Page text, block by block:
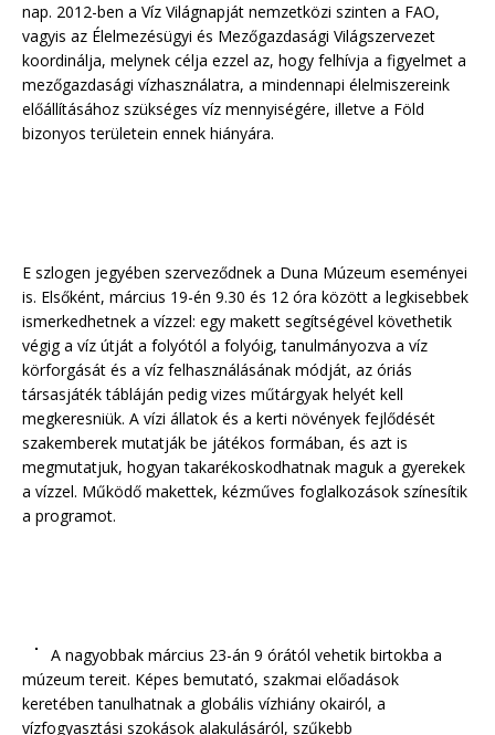
nap. 2012-ben a Víz Világnapját nemzetközi szinten a FAO,
vagyis az Élelmezésügyi és Mezőgazdasági Világszervezet
koordinálja, melynek célja ezzel az, hogy felhívja a figyelmet a
mezőgazdasági vízhasználatra, a mindennapi élelmiszereink
előállításához szükséges víz mennyiségére, illetve a Föld
bizonyos területein ennek hiányára.
E szlogen jegyében szerveződnek a Duna Múzeum eseményei
is. Elsőként, március 19-én 9.30 és 12 óra között a legkisebbek
ismerkedhetnek a vízzel: egy makett segítségével követhetik
végig a víz útját a folyótól a folyóig, tanulmányozva a víz
körforgását és a víz felhasználásának módját, az óriás
társasjáték tábláján pedig vizes műtárgyak helyét kell
megkeresniük. A vízi állatok és a kerti növények fejlődését
szakemberek mutatják be játékos formában, és azt is
megmutatjuk, hogyan takarékoskodhatnak maguk a gyerekek
a vízzel. Működő makettek, kézműves foglalkozások színesítik
a programot.
A nagyobbak március 23-án 9 órától vehetik birtokba a
múzeum tereit. Képes bemutató, szakmai előadások
keretében tanulhatnak a globális vízhiány okairól, a
vízfogyasztási szokások alakulásáról, szűkebb